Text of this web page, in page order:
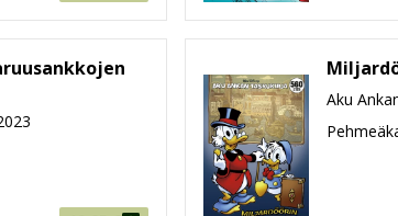
mennessä. Ehkä juuri siinä piilee Aku
pakottavat Akun mukautumaan kummallisiin
kaihtavaan muotoonsa – yleensä
Aku